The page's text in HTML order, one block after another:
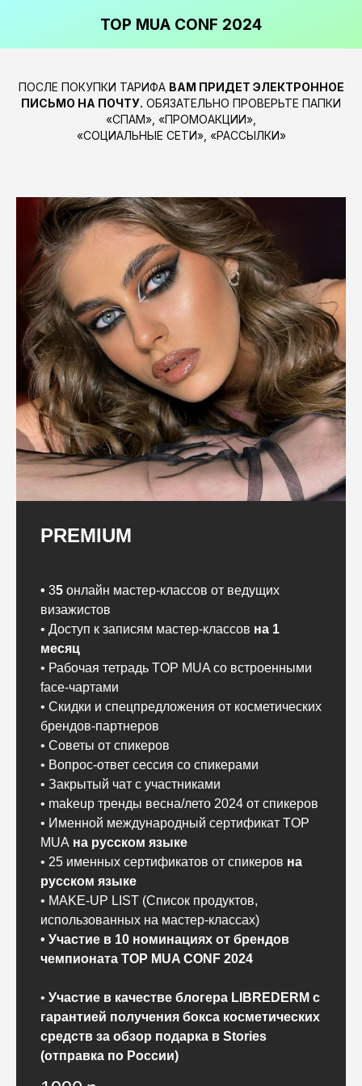
TOP MUA CONF 2024
ПОСЛЕ ПОКУПКИ ТАРИФА ВАМ ПРИДЕТ ЭЛЕКТРОННОЕ
ПИСЬМО НА ПОЧТУ. ОБЯЗАТЕЛЬНО ПРОВЕРЬТЕ ПАПКИ
«СПАМ», «ПРОМОАКЦИИ»,
«СОЦИАЛЬНЫЕ СЕТИ», «РАССЫЛКИ»
PREMIUM
• 35 онлайн мастер-классов от ведущих
визажистов
• Доступ к записям мастер-классов на 1
месяц
• Рабочая тетрадь TOP MUA со встроенными
face-чартами
• Cкидки и спецпредложения от косметических
брендов-партнеров
• Советы от спикеров
• Вопрос-ответ сессия со спикерами
• Закрытый чат с участниками
• makeup тренды весна/лето 2024 от спикеров
• Именной международный сертификат TOP
MUA на русском языке
• 25 именных сертификатов от спикеров на
русском языке
• MAKE-UP LIST (Список продуктов,
использованных на мастер-классах)
• Участие в 10 номинациях от брендов
чемпионата TOP MUA CONF 2024
• Участие в качестве блогера LIBREDERM с
гарантией получения бокса косметических
средств за обзор подарка в Stories
(отправка по России)